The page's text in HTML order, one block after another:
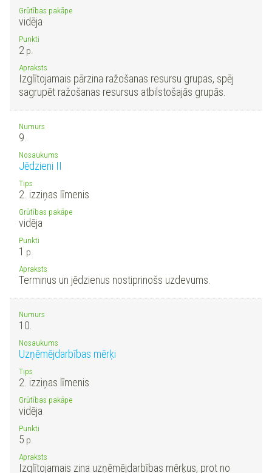
Grūtības pakāpe
vidēja
Punkti
2 p.
Apraksts
Izglītojamais pārzina ražošanas resursu grupas, spēj
sagrupēt ražošanas resursus atbilstošajās grupās.
Numurs
9.
Nosaukums
Jēdzieni II
Tips
2. izziņas līmenis
Grūtības pakāpe
vidēja
Punkti
1 p.
Apraksts
Terminus un jēdzienus nostiprinošs uzdevums.
Numurs
10.
Nosaukums
Uzņēmējdarbības mērķi
Tips
2. izziņas līmenis
Grūtības pakāpe
vidēja
Punkti
5 p.
Apraksts
Izglītojamais zina uzņēmējdarbības mērķus, prot no